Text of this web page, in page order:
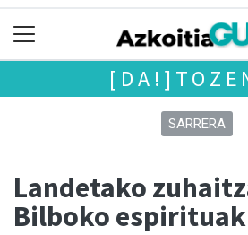
SARRERA
Landetako
Bilboko espirituak